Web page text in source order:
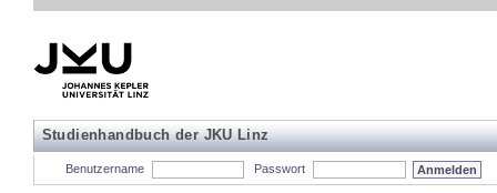
Studienhandbuch der JKU Linz
Benutzername Passwort